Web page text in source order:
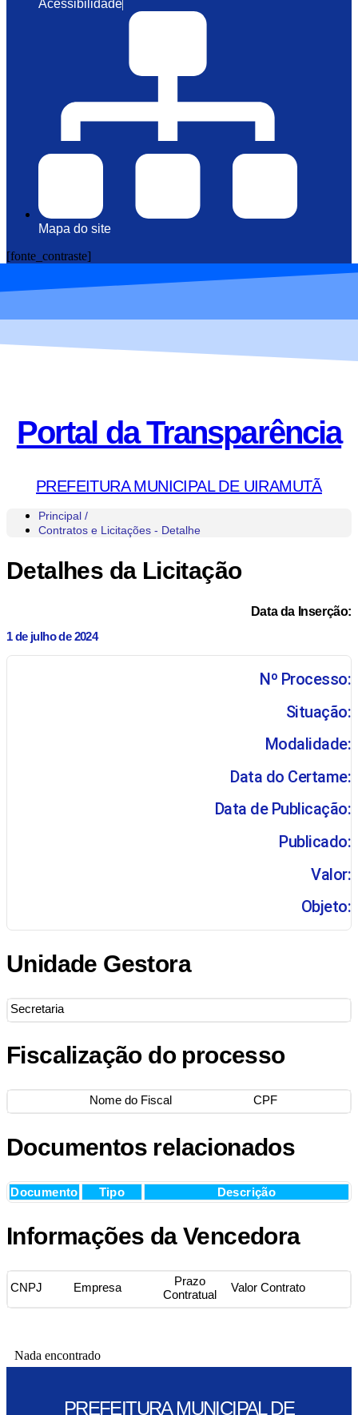
Acessibilidade
Mapa do site
[fonte_contraste]
Portal da Transparência
PREFEITURA MUNICIPAL DE UIRAMUTÃ
Principal /
Contratos e Licitações - Detalhe
Detalhes da Licitação
Data da Inserção:
1 de julho de 2024
Nº Processo:
Situação:
Modalidade:
Data do Certame:
Data de Publicação:
Publicado:
Valor:
Objeto:
Unidade Gestora
Secretaria
Fiscalização do processo
Nome do Fiscal CPF
Documentos relacionados
Documento Tipo Descrição
Informações da Vencedora
CNPJ Empresa
Prazo
Contratual
Valor Contrato
Nada encontrado
PREFEITURA MUNICIPAL DE